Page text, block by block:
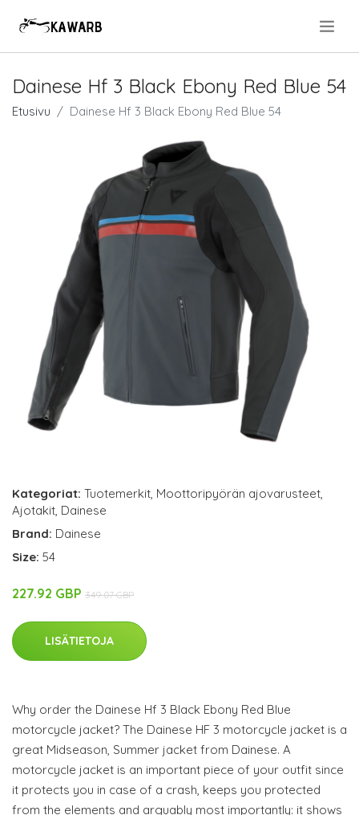
Dainese Hf 3 Black Ebony Red Blue 54
Etusivu Dainese Hf 3 Black Ebony Red Blue 54
Kategoriat: Tuotemerkit, Moottoripyörän ajovarusteet,
Ajotakit, Dainese
Brand: Dainese
Size: 54
227.92 GBP 349.07 GBP
LISÄTIETOJA
Why order the Dainese Hf 3 Black Ebony Red Blue
motorcycle jacket? The Dainese HF 3 motorcycle jacket is a
great Midseason, Summer jacket from Dainese. A
motorcycle jacket is an important piece of your outfit since
it protects you in case of a crash, keeps you protected
from the elements and arguably most importantly: it shows